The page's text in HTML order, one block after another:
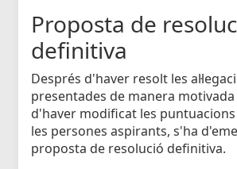
Proposta de
definitiva
Després d'haver resolt les
presentades de manera motivada
d'haver modificat les
les persones aspirants, s'ha
proposta de resolució definitiva.